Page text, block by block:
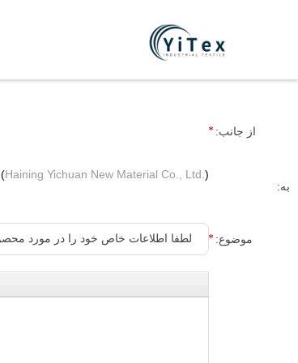
از جانب:
به:
(Haining Yichuan New Material Co., Ltd. )
موضوع: